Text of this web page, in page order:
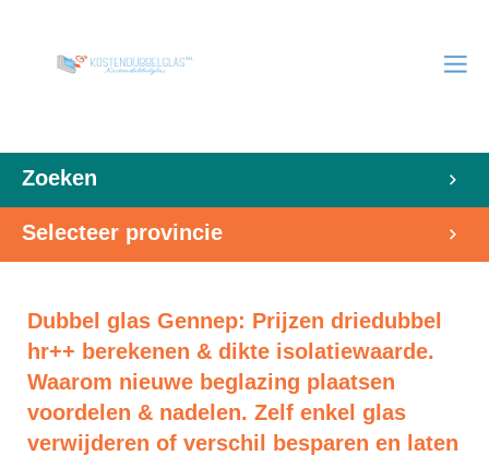
Zoeken
Selecteer provincie
Dubbel glas Gennep: Prijzen driedubbel
hr++ berekenen & dikte isolatiewaarde.
Waarom nieuwe beglazing plaatsen
voordelen & nadelen. Zelf enkel glas
verwijderen of verschil besparen en laten